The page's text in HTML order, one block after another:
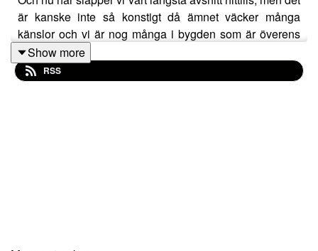
är kanske inte så konstigt då ämnet väcker många
känslor och vi är nog många i bygden som är överens
om att dagens ämne: Fri- och förskolan är bygdens
viktigaste nav!
Show more
RSS